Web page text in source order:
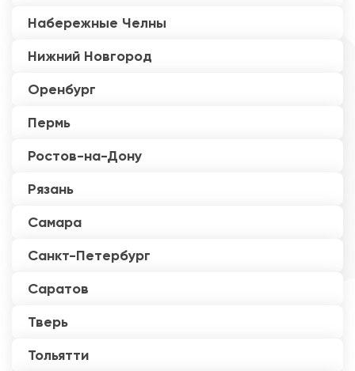
Набережные Челны
Нижний Новгород
Оренбург
Пермь
Ростов-на-Дону
Рязань
Самара
Санкт-Петербург
Саратов
Тверь
Тольятти